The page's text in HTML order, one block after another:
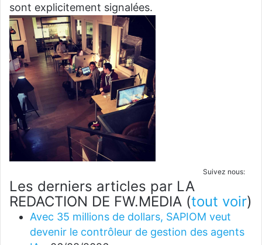
sont explicitement signalées.
Suivez nous:
Les derniers articles par LA
REDACTION DE FW.MEDIA (tout voir)
Avec 35 millions de dollars, SAPIOM veut
devenir le contrôleur de gestion des agents